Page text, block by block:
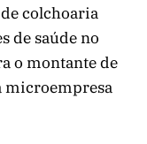
colchoaria
de saúde no
o montante de
microempresa